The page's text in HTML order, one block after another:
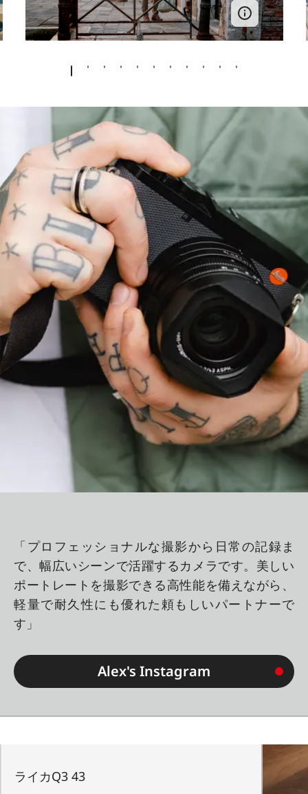
「プロフェッショナルな撮影から日常の記録ま
で、幅広いシーンで活躍するカメラです。美しい
ポートレートを撮影できる高性能を備えながら、
軽量で耐久性にも優れた頼もしいパートナーで
す」
Alex's Instagram
ライカQ3 43